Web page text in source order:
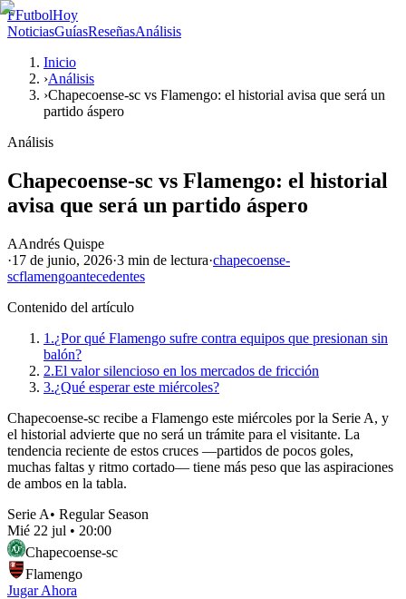
FFutbolHoy
NoticiasGuíasReseñasAnálisis
Inicio
›Análisis
›Chapecoense-sc vs Flamengo: el historial avisa que será un
partido áspero
Análisis
Chapecoense-sc vs Flamengo: el historial
avisa que será un partido áspero
AAndrés Quispe
·17 de junio, 2026·3 min de lectura·chapecoense-
scflamengoantecedentes
Contenido del artículo
1.¿Por qué Flamengo sufre contra equipos que presionan sin
balón?
2.El valor silencioso en los mercados de fricción
3.¿Qué esperar este miércoles?
Chapecoense-sc recibe a Flamengo este miércoles por la Serie A, y
el historial advierte que no será un trámite para el visitante. La
tendencia reciente de estos cruces —partidos de pocos goles,
muchas faltas y ritmo cortado— tiene más peso que las aspiraciones
de ambos en la tabla.
Serie A• Regular Season
Mié 22 jul • 20:00
Chapecoense-sc
Flamengo
Jugar Ahora